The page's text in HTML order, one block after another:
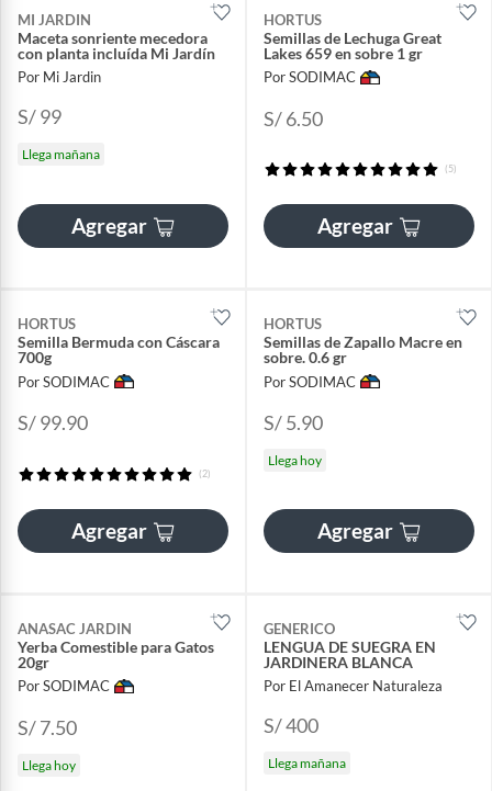
MI JARDIN
Maceta sonriente mecedora
con planta incluída Mi Jardín
Por Mi Jardin
S/ 99
Llega mañana
Agregar
HORTUS
Semillas de Lechuga Great
Lakes 659 en sobre 1 gr
Por SODIMAC
S/ 6.50
(5)
Agregar
HORTUS
Semilla Bermuda con Cáscara
700g
Por SODIMAC
S/ 99.90
(2)
Agregar
HORTUS
Semillas de Zapallo Macre en
sobre. 0.6 gr
Por SODIMAC
S/ 5.90
Llega hoy
Agregar
ANASAC JARDIN
Yerba Comestible para Gatos
20gr
Por SODIMAC
S/ 7.50
Llega hoy
GENERICO
LENGUA DE SUEGRA EN
JARDINERA BLANCA
Por El Amanecer Naturaleza
S/ 400
Llega mañana